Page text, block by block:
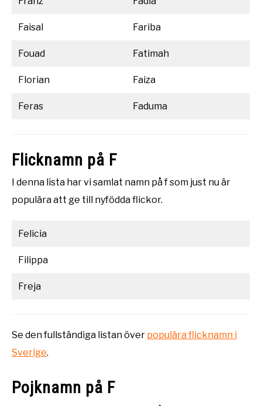
Faisal Fariba
Fouad Fatimah
Florian Faiza
Feras Faduma
Flicknamn på F
I denna lista har vi samlat namn på f som just nu är
populära att ge till nyfödda flickor.
Felicia
Filippa
Freja
Se den fullständiga listan över populära flicknamn i
Sverige.
Pojknamn på F